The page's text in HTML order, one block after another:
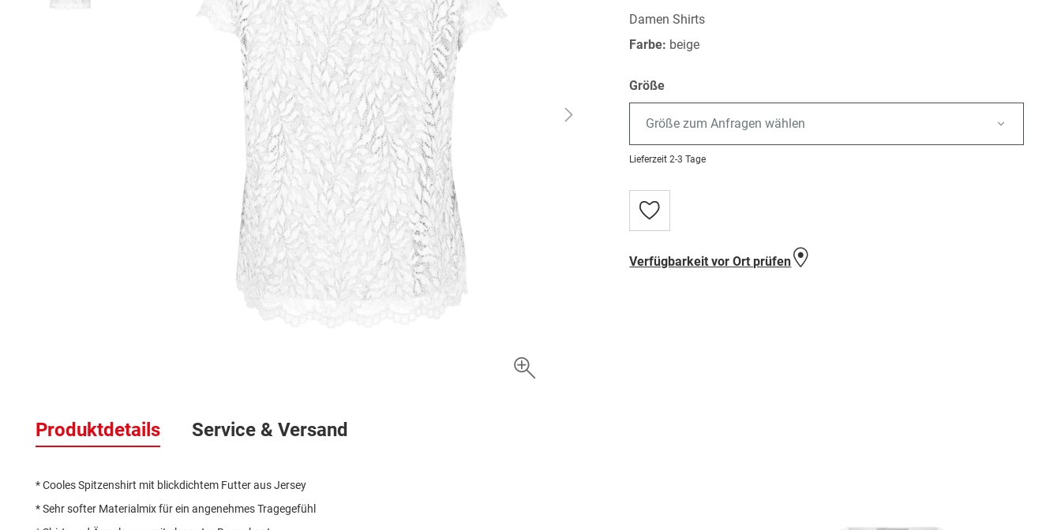
der
Bildergalerie
Damen Shirts
Farbe: beige
Größe
Größe zum Anfragen wählen
Lieferzeit 2-3 Tage
Zur
Wunschliste
Verfügbarkeit vor Ort prüfen
Produktdetails
* Cooles Spitzenshirt mit blickdichtem Futter aus Jersey
* Sehr softer Materialmix für ein angenehmes Tragegefühl
Service & Versand